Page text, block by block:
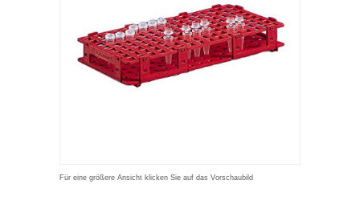
Für eine größere Ansicht klicken Sie auf das Vorschaubild